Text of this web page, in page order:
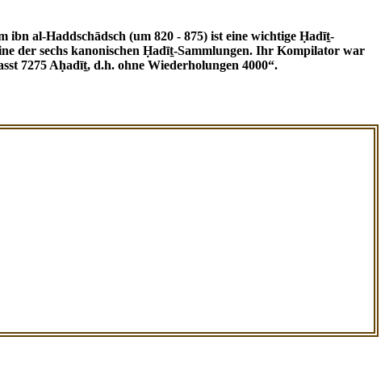
der sechs kanonischen Ḥadīṯ-Sammlungen. Ihr Kompilator war
7275 Aḥadīṯ, d.h. ohne Wiederholungen 4000“.